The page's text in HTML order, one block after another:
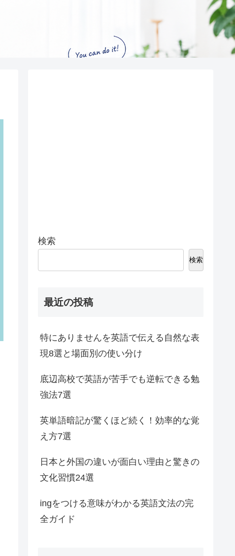
検索
検索
最近の投稿
特にありませんを英語で伝える自然な表
現8選と場面別の使い分け
底辺高校で英語が苦手でも逆転できる勉
強法7選
英単語暗記が驚くほど続く！効率的な覚
え方7選
日本と外国の違いが面白い理由と驚きの
文化習慣24選
ingをつける意味がわかる英語文法の完
全ガイド